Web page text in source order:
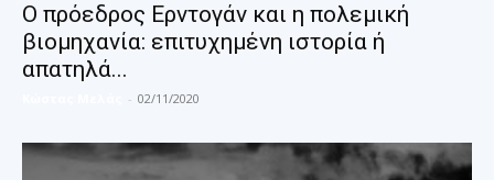
Ο πρόεδρος Ερντογάν και η πολεμική
βιομηχανία: επιτυχημένη ιστορία ή
απατηλά...
- 02/11/2020